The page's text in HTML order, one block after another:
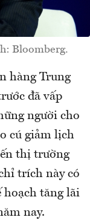
Bloomberg.
hàng Trung
đã vấp
người cho
cú giảm lịch
thị trường
trích này có
hoạch tăng lãi
nay.